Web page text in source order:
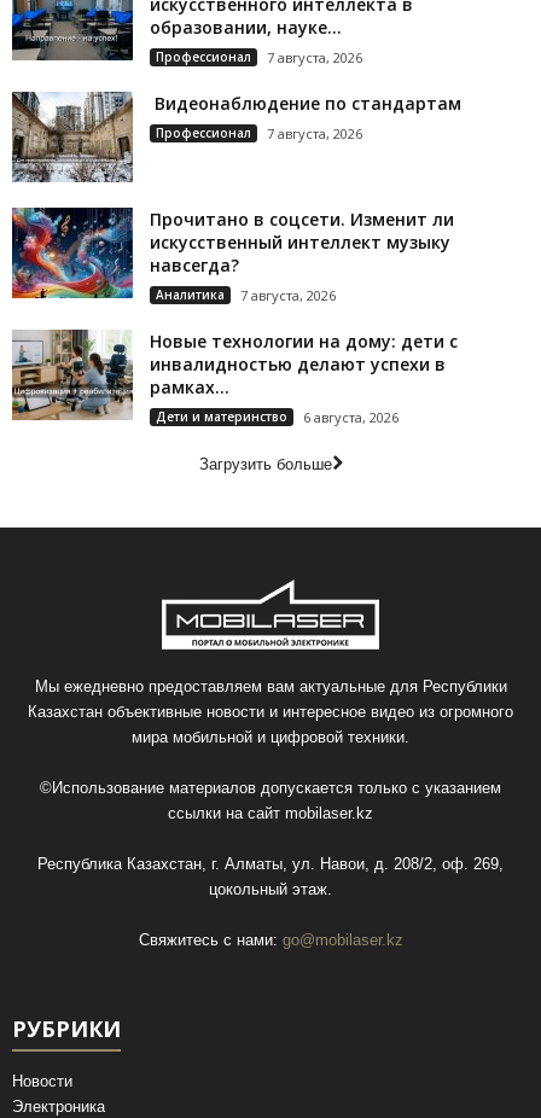
образовании, науке...
Профессионал 7 августа, 2026
Видеонаблюдение по стандартам
Профессионал 7 августа, 2026
Прочитано в соцсети. Изменит ли
искусственный интеллект музыку
навсегда?
Аналитика 7 августа, 2026
Новые технологии на дому: дети с
инвалидностью делают успехи в
рамках...
Дети и материнство 6 августа, 2026
Загрузить больше
Мы ежедневно предоставляем вам актуальные для Республики
Казахстан объективные новости и интересное видео из огромного
мира мобильной и цифровой техники.
©Использование материалов допускается только с указанием
ссылки на сайт mobilaser.kz
Республика Казахстан, г. Алматы, ул. Навои, д. 208/2, оф. 269,
цокольный этаж.
Свяжитесь с нами: go@mobilaser.kz
РУБРИКИ
Новости
Электроника